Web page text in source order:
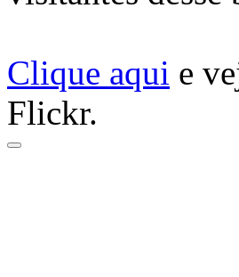
Clique aqui e
Flickr.